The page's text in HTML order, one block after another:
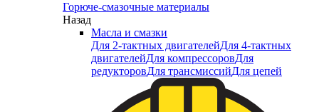
Горюче-смазочные материалы
Назад
Масла и смазки
Для 2-тактных двигателейДля 4-тактных
двигателейДля компрессоровДля
редукторовДля трансмиссийДля цепей